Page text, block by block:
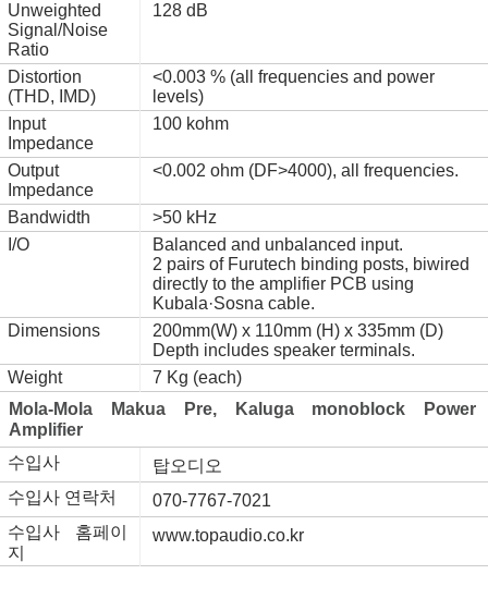
Unweighted
Signal/Noise
Ratio
128 dB
Distortion
(THD, IMD)
<0.003 % (all frequencies and power
levels)
Input
Impedance
100 kohm
Output
Impedance
<0.002 ohm (DF>4000), all frequencies.
Bandwidth
>50 kHz
I/O
Balanced and unbalanced input.
2 pairs of Furutech binding posts, biwired
directly to the amplifier PCB using
Kubala·Sosna cable.
Dimensions
200mm(W) x 110mm (H) x 335mm (D)
Depth includes speaker terminals.
Weight
7 Kg (each)
Mola-Mola Makua Pre, Kaluga monoblock Power
Amplifier
수입사
탑오디오
수입사 연락처
070-7767-7021
수입사 홈페이
지
www.topaudio.co.kr